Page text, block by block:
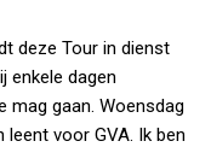
deze Tour in dienst
enkele dagen
mag gaan. Woensdag
leent voor GVA. Ik ben